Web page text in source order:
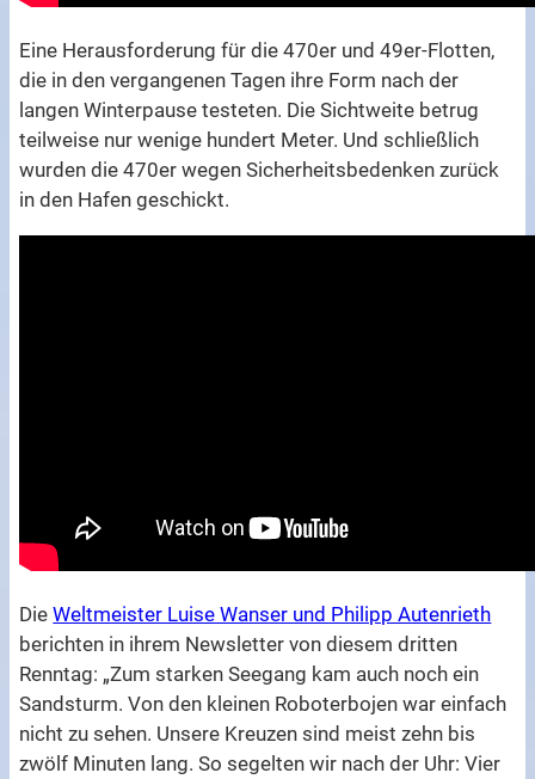
Eine Herausforderung für die 470er und 49er-Flotten,
die in den vergangenen Tagen ihre Form nach der
langen Winterpause testeten. Die Sichtweite betrug
teilweise nur wenige hundert Meter. Und schließlich
wurden die 470er wegen Sicherheitsbedenken zurück
in den Hafen geschickt.
DieWeltmeister Luise Wanser und Philipp Autenrieth
berichten in ihrem Newsletter von diesem dritten
Renntag: „Zum starken Seegang kam auch noch ein
Sandsturm. Von den kleinen Roboterbojen war einfach
nicht zu sehen. Unsere Kreuzen sind meist zehn bis
zwölf Minuten lang. So segelten wir nach der Uhr: Vier